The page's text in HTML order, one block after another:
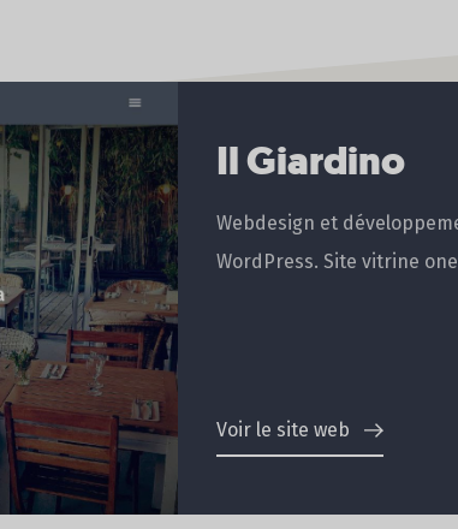
Il Giardino
Webdesign et
WordPress. Site vitrine
Voir le site web